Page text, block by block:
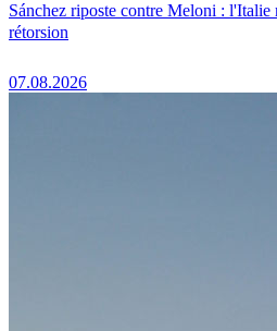
Sánchez riposte contre Meloni : l'Italie
rétorsion
07.08.2026